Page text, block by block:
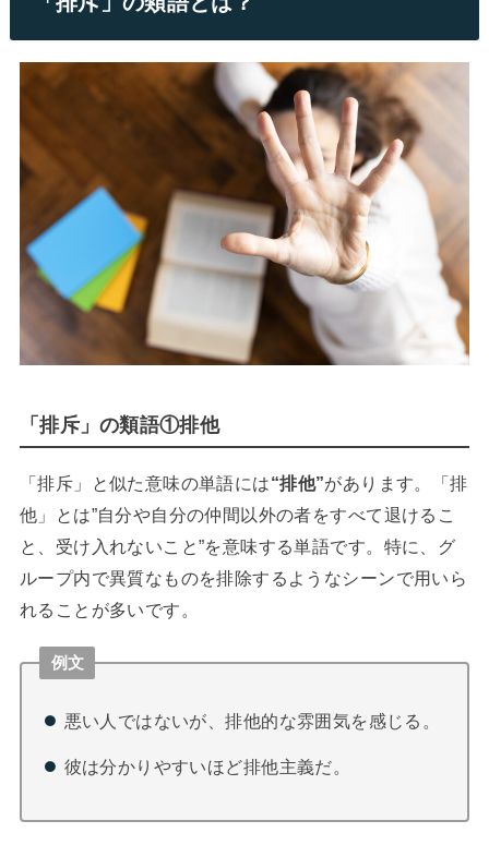
「排斥」の類語①排他
「排斥」と似た意味の単語には“排他”があります。「排
他」とは”自分や自分の仲間以外の者をすべて退けるこ
と、受け入れないこと”を意味する単語です。特に、グ
ループ内で異質なものを排除するようなシーンで用いら
れることが多いです。
例文
悪い人ではないが、排他的な雰囲気を感じる。
彼は分かりやすいほど排他主義だ。